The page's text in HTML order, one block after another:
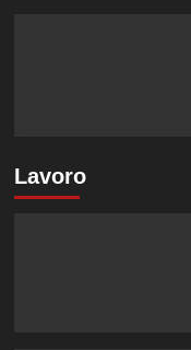
Lavoro